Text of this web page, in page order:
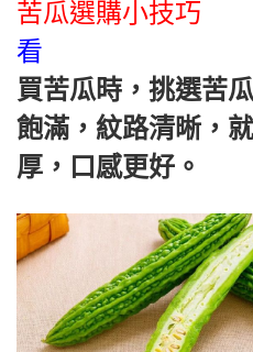
苦瓜選購小技巧
看
買苦瓜時，挑選苦
飽滿，紋路清晰，
厚，口感更好。